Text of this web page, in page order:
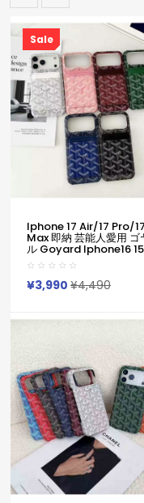
Sale
Iphone 17 Air/17 Pro/
Max 即納 芸能人愛用 ゴ
ル Goyard Iphone16
13 17携帯ケースゴヤール
Goyard アイホン17 16 14
Pro Max ケースカバー 上
ゴヤール Goyard
Lvカジュアル アイホン
¥3,990 ¥4,490